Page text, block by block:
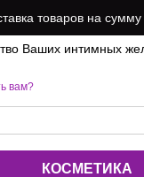
товаров на сумму
Ваших интимных
вам?
КОСМЕТИКА